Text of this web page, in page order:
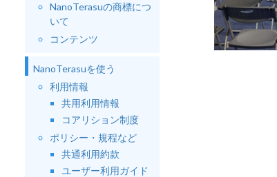
NanoTerasuの商標につ
いて
コンテンツ
NanoTerasuを使う
利用情報
共用利用情報
コアリション制度
ポリシー・規程など
共通利用約款
ユーザー利用ガイド